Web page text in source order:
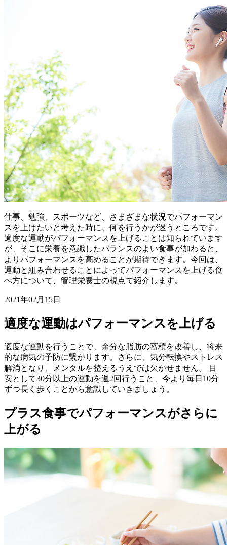
仕事、勉強、スポーツなど、さまざまな状況でパフォーマン
スを上げたいと考えた時に、何を行うかが迷うところです。
適度な運動がパフォーマンスを上げることは知られています
が、そこに栄養を意識したバランスのよい食事が加わると、
よりパフォーマンスを高めることが期待できます。今回は、
運動と組み合わせることによってパフォーマンスを上げる食
べ方について、管理栄養士の視点で紹介します。
2021年02月15日
適度な運動はパフォーマンスを上げる
適度な運動を行うことで、余分な脂肪の蓄積を改善し、将来
的な病気の予防に繋がります。さらに、気分転換やストレス
解消となり、メンタルを整えるうえでは欠かせません。 目
安として30分以上の運動を週2回行うこと、今より毎日10分
ずつ長く歩くことから意識していきましょう。
プラス食事でパフォーマンスがさらに
上がる